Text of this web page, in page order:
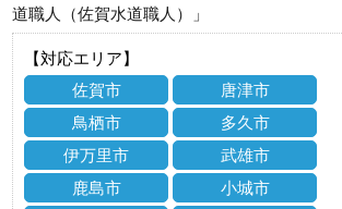
道職人（佐賀水道職人）」
【対応エリア】
佐賀市
唐津市
鳥栖市
多久市
伊万里市
武雄市
鹿島市
小城市